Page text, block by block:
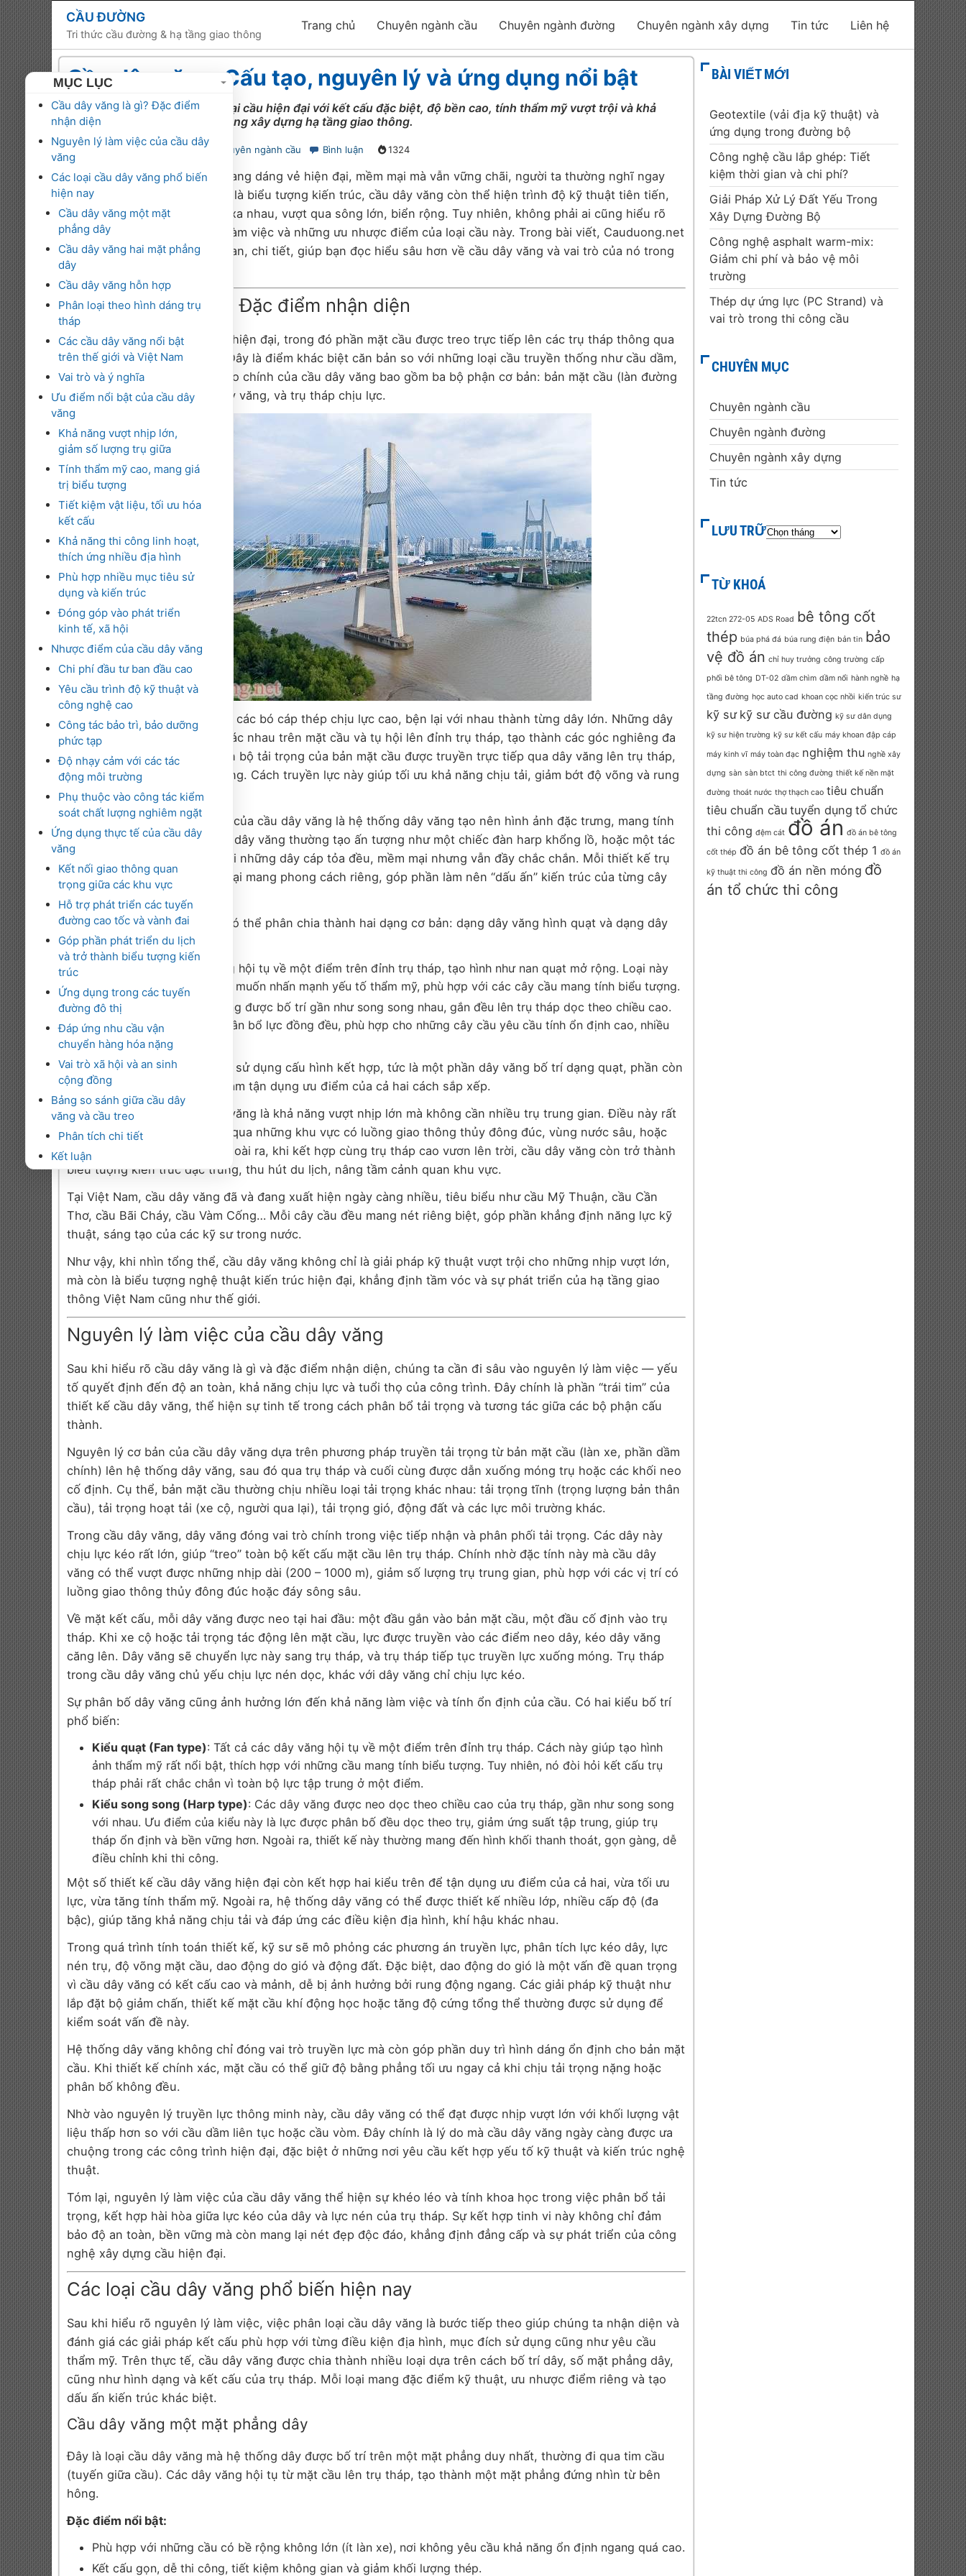
CẦU ĐƯỜNG
Tri thức cầu đường & hạ tầng giao thông
Trang chủ Chuyên ngành cầu Chuyên ngành đường Chuyên ngành xây dựng Tin tức Liên hệ
Cầu dây văng: Cấu tạo, nguyên lý và ứng dụng nổi bật
Tìm hiểu cầu dây văng — loại cầu hiện đại với kết cấu đặc biệt, độ bền cao, tính thẩm mỹ vượt trội và khả
năng ứng dụng linh hoạt trong xây dựng hạ tầng giao thông.
cauduong 10/07/2025 Chuyên ngành cầu Bình luận 1324
MỤC LỤC
Cầu dây văng là gì? Đặc điểm
nhận diện
Nguyên lý làm việc của cầu dây
văng
Các loại cầu dây văng phổ biến
hiện nay
Cầu dây văng một mặt
phẳng dây
Cầu dây văng hai mặt phẳng
dây
Cầu dây văng hỗn hợp
Phân loại theo hình dáng trụ
tháp
Các cầu dây văng nổi bật
trên thế giới và Việt Nam
Vai trò và ý nghĩa
Ưu điểm nổi bật của cầu dây
văng
Khả năng vượt nhịp lớn,
giảm số lượng trụ giữa
Tính thẩm mỹ cao, mang giá
trị biểu tượng
Tiết kiệm vật liệu, tối ưu hóa
kết cấu
Khả năng thi công linh hoạt,
thích ứng nhiều địa hình
Phù hợp nhiều mục tiêu sử
dụng và kiến trúc
Đóng góp vào phát triển
kinh tế, xã hội
Nhược điểm của cầu dây văng
Chi phí đầu tư ban đầu cao
Yêu cầu trình độ kỹ thuật và
công nghệ cao
Công tác bảo trì, bảo dưỡng
phức tạp
Độ nhạy cảm với các tác
động môi trường
Phụ thuộc vào công tác kiểm
soát chất lượng nghiêm ngặt
Ứng dụng thực tế của cầu dây
văng
Kết nối giao thông quan
trọng giữa các khu vực
Hỗ trợ phát triển các tuyến
đường cao tốc và vành đai
Góp phần phát triển du lịch
và trở thành biểu tượng kiến
trúc
Ứng dụng trong các tuyến
đường đô thị
Đáp ứng nhu cầu vận
chuyển hàng hóa nặng
Vai trò xã hội và an sinh
cộng đồng
Bảng so sánh giữa cầu dây
văng và cầu treo
Phân tích chi tiết
Kết luận
Khi nói đến những cây cầu mang dáng vẻ hiện đại, mềm mại mà vẫn vững chãi, người ta thường nghĩ ngay
đến cầu dây văng. Không chỉ là biểu tượng kiến trúc, cầu dây văng còn thể hiện trình độ kỹ thuật tiên tiến,
giúp kết nối những vùng đất xa nhau, vượt qua sông lớn, biển rộng. Tuy nhiên, không phải ai cũng hiểu rõ
cấu tạo phức tạp, nguyên lý làm việc và những ưu nhược điểm của loại cầu này. Trong bài viết, Cauduong.net
sẽ cung cấp cái nhìn tổng quan, chi tiết, giúp bạn đọc hiểu sâu hơn về cầu dây văng và vai trò của nó trong
hạ tầng giao thông hiện nay.
Cầu dây văng là gì? Đặc điểm nhận diện
Cầu dây văng là một loại cầu hiện đại, trong đó phần mặt cầu được treo trực tiếp lên các trụ tháp thông qua
hệ thống dây văng chịu lực. Đây là điểm khác biệt căn bản so với những loại cầu truyền thống như cầu dầm,
cầu vòm hay cầu treo. Cấu tạo chính của cầu dây văng bao gồm ba bộ phận cơ bản: bản mặt cầu (làn đường
và kết cấu mặt), hệ thống dây văng, và trụ tháp chịu lực.
Dây văng thường được làm từ các bó cáp thép chịu lực cao, bện lại với nhau thành từng dây lớn. Những dây
này được neo từ các điểm khác nhau trên mặt cầu và tụ hội lên đỉnh trụ tháp, tạo thành các góc nghiêng đa
dạng. Nhờ đặc điểm này, toàn bộ tải trọng của bản mặt cầu được truyền trực tiếp qua dây văng lên trụ tháp,
rồi từ trụ tháp xuống nền móng. Cách truyền lực này giúp tối ưu khả năng chịu tải, giảm bớt độ võng và rung
động của cầu khi khai thác.
Điểm nhận diện dễ thấy nhất của cầu dây văng là hệ thống dây văng tạo nên hình ảnh đặc trưng, mang tính
thẩm mỹ cao. Nhìn từ xa, cầu dây văng thường tạo ấn tượng như một chiếc đàn harp khổng lồ, hoặc một tác
phẩm nghệ thuật giữa trời, với những dây cáp tỏa đều, mềm mại nhưng vẫn đầy chắc chắn. Mỗi thiết kế trụ
tháp và cách bố trí dây văng lại mang phong cách riêng, góp phần làm nên “dấu ấn” kiến trúc của từng cây
cầu.
Về kiểu dáng, cầu dây văng có thể phân chia thành hai dạng cơ bản: dạng dây văng hình quạt và dạng dây
văng song song.
: Dây văng hội tụ về một điểm trên đỉnh trụ tháp, tạo hình như nan quạt mở rộng. Loại này
thường được lựa chọn khi muốn nhấn mạnh yếu tố thẩm mỹ, phù hợp với các cây cầu mang tính biểu tượng.
Dạng song song
: Dây văng được bố trí gần như song song nhau, gắn đều lên trụ tháp dọc theo chiều cao.
Dạng này có khả năng phân bổ lực đồng đều, phù hợp cho những cây cầu yêu cầu tính ổn định cao, nhiều
làn xe.
Một số cây cầu dây văng còn sử dụng cấu hình kết hợp, tức là một phần dây văng bố trí dạng quạt, phần còn
lại bố trí dạng song song, nhằm tận dụng ưu điểm của cả hai cách sắp xếp.
Điểm mạnh nữa của cầu dây văng là khả năng vượt nhịp lớn mà không cần nhiều trụ trung gian. Điều này rất
quan trọng khi xây dựng cầu qua những khu vực có luồng giao thông thủy đông đúc, vùng nước sâu, hoặc
nơi nền địa chất phức tạp. Ngoài ra, khi kết hợp cùng trụ tháp cao vươn lên trời, cầu dây văng còn trở thành
biểu tượng kiến trúc đặc trưng, thu hút du lịch, nâng tầm cảnh quan khu vực.
Tại Việt Nam, cầu dây văng đã và đang xuất hiện ngày càng nhiều, tiêu biểu như cầu Mỹ Thuận, cầu Cần
Thơ, cầu Bãi Cháy, cầu Vàm Cống… Mỗi cây cầu đều mang nét riêng biệt, góp phần khẳng định năng lực kỹ
thuật, sáng tạo của các kỹ sư trong nước.
Như vậy, khi nhìn tổng thể, cầu dây văng không chỉ là giải pháp kỹ thuật vượt trội cho những nhịp vượt lớn,
mà còn là biểu tượng nghệ thuật kiến trúc hiện đại, khẳng định tầm vóc và sự phát triển của hạ tầng giao
thông Việt Nam cũng như thế giới.
Nguyên lý làm việc của cầu dây văng
Sau khi hiểu rõ cầu dây văng là gì và đặc điểm nhận diện, chúng ta cần đi sâu vào nguyên lý làm việc — yếu
tố quyết định đến độ an toàn, khả năng chịu lực và tuổi thọ của công trình. Đây chính là phần “trái tim” của
thiết kế cầu dây văng, thể hiện sự tinh tế trong cách phân bổ tải trọng và tương tác giữa các bộ phận cấu
thành.
Nguyên lý cơ bản của cầu dây văng dựa trên phương pháp truyền tải trọng từ bản mặt cầu (làn xe, phần dầm
chính) lên hệ thống dây văng, sau đó qua trụ tháp và cuối cùng được dẫn xuống móng trụ hoặc các khối neo
cố định. Cụ thể, bản mặt cầu thường chịu nhiều loại tải trọng khác nhau: tải trọng tĩnh (trọng lượng bản thân
cầu), tải trọng hoạt tải (xe cộ, người qua lại), tải trọng gió, động đất và các lực môi trường khác.
Trong cầu dây văng, dây văng đóng vai trò chính trong việc tiếp nhận và phân phối tải trọng. Các dây này
chịu lực kéo rất lớn, giúp “treo” toàn bộ kết cấu mặt cầu lên trụ tháp. Chính nhờ đặc tính này mà cầu dây
văng có thể vượt được những nhịp dài (200 – 1000 m), giảm số lượng trụ trung gian, phù hợp với các vị trí có
luồng giao thông thủy đông đúc hoặc đáy sông sâu.
Về mặt kết cấu, mỗi dây văng được neo tại hai đầu: một đầu gắn vào bản mặt cầu, một đầu cố định vào trụ
tháp. Khi xe cộ hoặc tải trọng tác động lên mặt cầu, lực được truyền vào các điểm neo dây, kéo dây văng
căng lên. Dây văng sẽ chuyển lực này sang trụ tháp, và trụ tháp tiếp tục truyền lực xuống móng. Trụ tháp
trong cầu dây văng chủ yếu chịu lực nén dọc, khác với dây văng chỉ chịu lực kéo.
Sự phân bố dây văng cũng ảnh hưởng lớn đến khả năng làm việc và tính ổn định của cầu. Có hai kiểu bố trí
phổ biến:
Kiểu quạt (Fan type): Tất cả các dây văng hội tụ về một điểm trên đỉnh trụ tháp. Cách này giúp tạo hình
ảnh thẩm mỹ rất nổi bật, thích hợp với những cầu mang tính biểu tượng. Tuy nhiên, nó đòi hỏi kết cấu trụ
tháp phải rất chắc chắn vì toàn bộ lực tập trung ở một điểm.
Kiểu song song (Harp type): Các dây văng được neo dọc theo chiều cao của trụ tháp, gần như song song
với nhau. Ưu điểm của kiểu này là lực được phân bố đều dọc theo trụ, giảm ứng suất tập trung, giúp trụ
tháp ổn định và bền vững hơn. Ngoài ra, thiết kế này thường mang đến hình khối thanh thoát, gọn gàng, dễ
điều chỉnh khi thi công.
Một số thiết kế cầu dây văng hiện đại còn kết hợp hai kiểu trên để tận dụng ưu điểm của cả hai, vừa tối ưu
lực, vừa tăng tính thẩm mỹ. Ngoài ra, hệ thống dây văng có thể được thiết kế nhiều lớp, nhiều cấp độ (đa
bậc), giúp tăng khả năng chịu tải và đáp ứng các điều kiện địa hình, khí hậu khác nhau.
Trong quá trình tính toán thiết kế, kỹ sư sẽ mô phỏng các phương án truyền lực, phân tích lực kéo dây, lực
nén trụ, độ võng mặt cầu, dao động do gió và động đất. Đặc biệt, dao động do gió là một vấn đề quan trọng
vì cầu dây văng có kết cấu cao và mảnh, dễ bị ảnh hưởng bởi rung động ngang. Các giải pháp kỹ thuật như
lắp đặt bộ giảm chấn, thiết kế mặt cầu khí động học hoặc tăng độ cứng tổng thể thường được sử dụng để
kiểm soát vấn đề này.
Hệ thống dây văng không chỉ đóng vai trò truyền lực mà còn góp phần duy trì hình dáng ổn định cho bản mặt
cầu. Khi thiết kế chính xác, mặt cầu có thể giữ độ bằng phẳng tối ưu ngay cả khi chịu tải trọng nặng hoặc
phân bố không đều.
Nhờ vào nguyên lý truyền lực thông minh này, cầu dây văng có thể đạt được nhịp vượt lớn với khối lượng vật
liệu thấp hơn so với cầu dầm liên tục hoặc cầu vòm. Đây chính là lý do mà cầu dây văng ngày càng được ưa
chuộng trong các công trình hiện đại, đặc biệt ở những nơi yêu cầu kết hợp yếu tố kỹ thuật và kiến trúc nghệ
thuật.
Tóm lại, nguyên lý làm việc của cầu dây văng thể hiện sự khéo léo và tính khoa học trong việc phân bổ tải
trọng, kết hợp hài hòa giữa lực kéo của dây và lực nén của trụ tháp. Sự kết hợp tinh vi này không chỉ đảm
bảo độ an toàn, bền vững mà còn mang lại nét đẹp độc đáo, khẳng định đẳng cấp và sự phát triển của công
nghệ xây dựng cầu hiện đại.
Các loại cầu dây văng phổ biến hiện nay
Sau khi hiểu rõ nguyên lý làm việc, việc phân loại cầu dây văng là bước tiếp theo giúp chúng ta nhận diện và
đánh giá các giải pháp kết cấu phù hợp với từng điều kiện địa hình, mục đích sử dụng cũng như yêu cầu
thẩm mỹ. Trên thực tế, cầu dây văng được chia thành nhiều loại dựa trên cách bố trí dây, số mặt phẳng dây,
cũng như hình dạng và kết cấu của trụ tháp. Mỗi loại mang đặc điểm kỹ thuật, ưu nhược điểm riêng và tạo
dấu ấn kiến trúc khác biệt.
Cầu dây văng một mặt phẳng dây
Đây là loại cầu dây văng mà hệ thống dây được bố trí trên một mặt phẳng duy nhất, thường đi qua tim cầu
(tuyến giữa cầu). Các dây văng hội tụ từ mặt cầu lên trụ tháp, tạo thành một mặt phẳng đứng nhìn từ bên
hông.
Đặc điểm nổi bật:
Phù hợp với những cầu có bề rộng không lớn (ít làn xe), nơi không yêu cầu khả năng ổn định ngang quá cao.
Kết cấu gọn, dễ thi công, tiết kiệm không gian và giảm khối lượng thép.
BÀI VIẾT MỚI
Geotextile (vải địa kỹ thuật) và
ứng dụng trong đường bộ
Công nghệ cầu lắp ghép: Tiết
kiệm thời gian và chi phí?
Giải Pháp Xử Lý Đất Yếu Trong
Xây Dựng Đường Bộ
Công nghệ asphalt warm-mix:
Giảm chi phí và bảo vệ môi
trường
Thép dự ứng lực (PC Strand) và
vai trò trong thi công cầu
CHUYÊN MỤC
Chuyên ngành cầu
Chuyên ngành đường
Chuyên ngành xây dựng
Tin tức
LƯU TRỮ
TỪ KHOÁ
22tcn 272-05 ADS Road bê tông cốt
thép búa phá đá búa rung điện bản tin bảo
vệ đồ án chỉ huy trưởng công trường cấp
phối bê tông DT-02 dầm chìm dầm nổi hành nghề hạ
tầng đường học auto cad khoan cọc nhồi kiến trúc sư
kỹ sư kỹ sư cầu đường kỹ sư dân dụng
kỹ sư hiện trường kỹ sư kết cấu máy khoan đập cáp
máy kinh vĩ máy toàn đạc nghiệm thu nghề xây
dựng sàn sàn btct thi công đường thiết kế nền mặt
đường thoát nước thợ thạch cao tiêu chuẩn
tiêu chuẩn cầu tuyển dụng tổ chức
thi công đệm cát đồ án đồ án bê tông
cốt thép đồ án bê tông cốt thép 1 đồ án
kỹ thuật thi công đồ án nền móng đồ
án tổ chức thi công